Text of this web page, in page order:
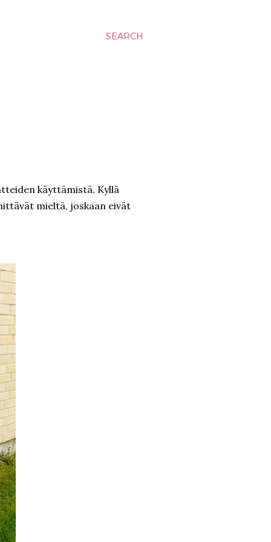
SEARCH
käyttämistä. Kyllä
mieltä, joskaan eivät